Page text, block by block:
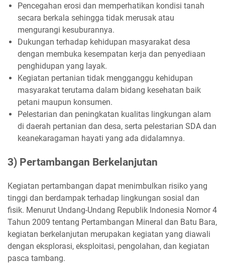
Pencegahan erosi dan memperhatikan kondisi tanah
secara berkala sehingga tidak merusak atau
mengurangi kesuburannya.
Dukungan terhadap kehidupan masyarakat desa
dengan membuka kesempatan kerja dan penyediaan
penghidupan yang layak.
Kegiatan pertanian tidak mengganggu kehidupan
masyarakat terutama dalam bidang kesehatan baik
petani maupun konsumen.
Pelestarian dan peningkatan kualitas lingkungan alam
di daerah pertanian dan desa, serta pelestarian SDA dan
keanekaragaman hayati yang ada didalamnya.
3) Pertambangan Berkelanjutan
Kegiatan pertambangan dapat menimbulkan risiko yang
tinggi dan berdampak terhadap lingkungan sosial dan
fisik. Menurut Undang-Undang Republik Indonesia Nomor 4
Tahun 2009 tentang Pertambangan Mineral dan Batu Bara,
kegiatan berkelanjutan merupakan kegiatan yang diawali
dengan eksplorasi, eksploitasi, pengolahan, dan kegiatan
pasca tambang.